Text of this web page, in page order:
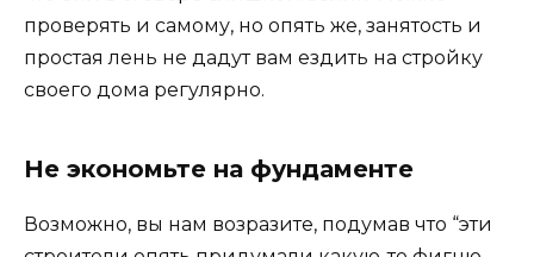
проверять и самому, но опять же, занятость и
простая лень не дадут вам ездить на стройку
своего дома регулярно.
Не экономьте на фундаменте
Возможно, вы нам возразите, подумав что “эти